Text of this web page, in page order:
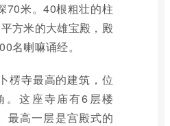
70米。40根粗壮的柱
方米的大雄宝殿，殿
名喇嘛诵经。
楞寺最高的建筑，位
。这座寺庙有6层楼
最高一层是宫殿式的